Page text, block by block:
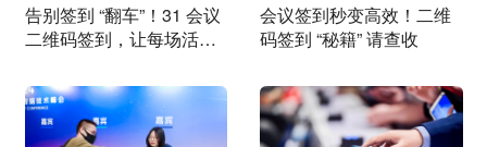
告别签到 “翻车”！31 会议
二维码签到，让每场活动
会议签到秒变高效！二维
码签到 “秘籍” 请查收